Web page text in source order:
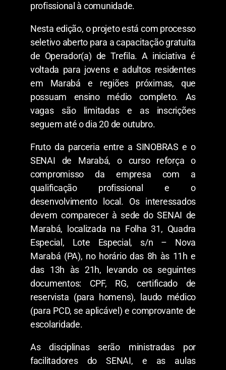
profissional à comunidade.
Nesta edição, o projeto está com processo
seletivo aberto para a capacitação gratuita
de Operador(a) de Trefila. A iniciativa é
voltada para jovens e adultos residentes
em Marabá e regiões próximas, que
possuam ensino médio completo. As
vagas são limitadas e as inscrições
seguem até o dia 20 de outubro.
Fruto da parceria entre a SINOBRAS e o
SENAI de Marabá, o curso reforça o
compromisso da empresa com a
qualificação profissional e o
desenvolvimento local. Os interessados
devem comparecer à sede do SENAI de
Marabá, localizada na Folha 31, Quadra
Especial, Lote Especial, s/n – Nova
Marabá (PA), no horário das 8h às 11h e
das 13h às 21h, levando os seguintes
documentos: CPF, RG, certificado de
reservista (para homens), laudo médico
(para PCD, se aplicável) e comprovante de
escolaridade.
As disciplinas serão ministradas por
facilitadores do SENAI, e as aulas